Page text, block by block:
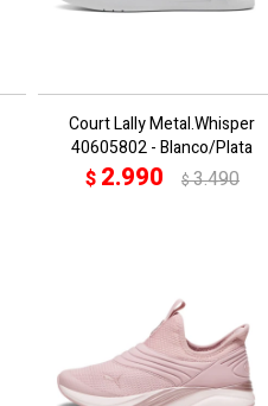
Court Lally Metal.Whisper
40605802 - Blanco/Plata
$ 2.990 $3.490